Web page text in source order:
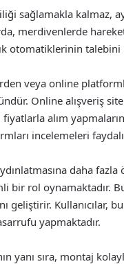
sağlamakla kalmaz,
merdivenlerde
otomatiklerinin talebini
veya online
Online alışveriş
alım
incelemeleri
daha
bir rol oynamaktadır.
geliştirir. Kullanıcılar,
yapmaktadır.
yanı sıra, montaj